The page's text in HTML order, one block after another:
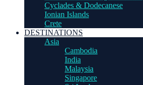
Cyclades & Dodecanese
Ionian Islands
Crete
DESTINATIONS
Asia
Cambodia
India
Malaysia
Singapore